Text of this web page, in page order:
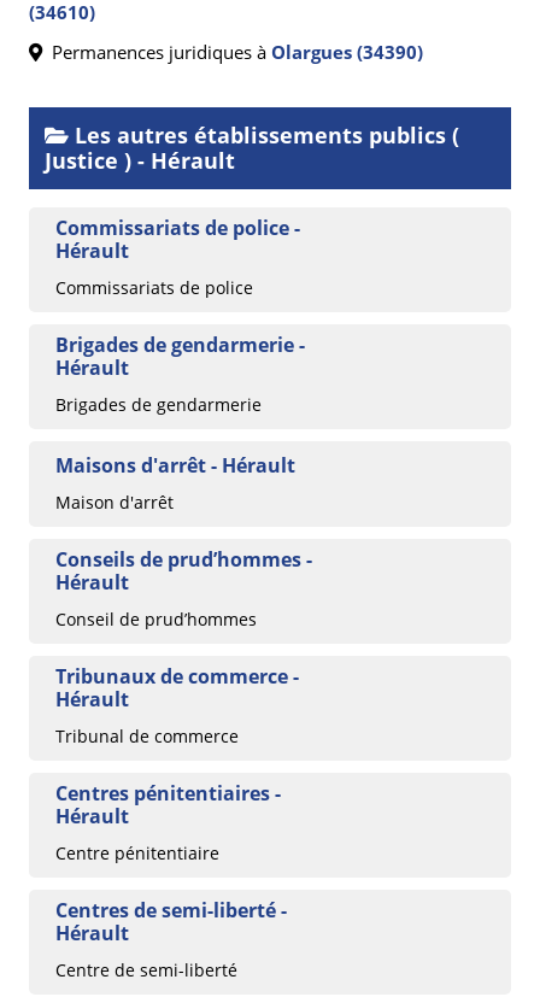
(34610)
Permanences juridiques à Olargues (34390)
Les autres établissements publics (
Justice ) - Hérault
Commissariats de police -
Hérault
Commissariats de police
Brigades de gendarmerie -
Hérault
Brigades de gendarmerie
Maisons d'arrêt - Hérault
Maison d'arrêt
Conseils de prud’hommes -
Hérault
Conseil de prud’hommes
Tribunaux de commerce -
Hérault
Tribunal de commerce
Centres pénitentiaires -
Hérault
Centre pénitentiaire
Centres de semi-liberté -
Hérault
Centre de semi-liberté